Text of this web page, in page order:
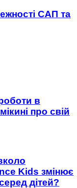
САП та
в
про свій
Kids змінює
дітей?